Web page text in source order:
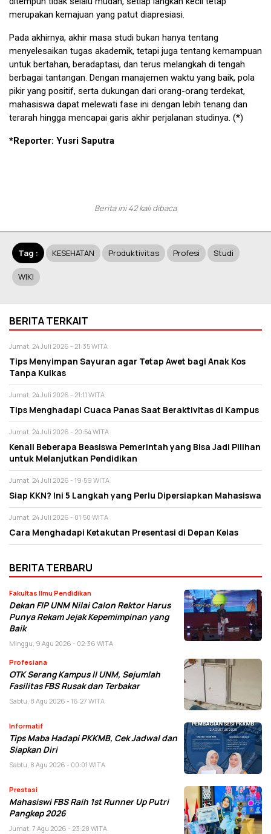
merupakan kemajuan yang patut diapresiasi.
Pada akhirnya, akhir masa studi bukan hanya tentang
menyelesaikan tugas akademik, tetapi juga tentang kemampuan
untuk bertahan, beradaptasi, dan terus melangkah di tengah
berbagai tantangan. Dengan manajemen waktu yang baik, pola
pikir yang positif, serta dukungan dari orang-orang terdekat,
mahasiswa dapat melewati fase ini dengan lebih tenang dan
terarah hingga mencapai garis akhir perjalanan studinya. (*)
*Reporter: Yusri Saputra
Berita ini 42 kali dibaca
Tag : KESEHATAN Produktivitas Profesi Studi
WIKI
BERITA TERKAIT
Jumat, 24 Juli 2026 - 21:35 WITA
Tips Menyimpan Sayuran agar Tetap Awet bagi Anak Kos
Tanpa Kulkas
Jumat, 24 Juli 2026 - 21:11 WITA
Tips Menghadapi Cuaca Panas Saat Beraktivitas di Kampus
Jumat, 24 Juli 2026 - 20:54 WITA
Kenali Beberapa Beasiswa Pemerintah yang Bisa Jadi Pilihan
untuk Melanjutkan Pendidikan
Jumat, 24 Juli 2026 - 19:59 WITA
Siap KKN? Ini 5 Langkah yang Perlu Dipersiapkan Mahasiswa
Jumat, 24 Juli 2026 - 01:50 WITA
Cara Menghadapi Ketakutan Presentasi di Depan Kelas
BERITA TERBARU
Fakultas Ilmu Pendidikan
Dekan FIP UNM Nilai Calon Rektor Harus
Punya Rekam Jejak Kepemimpinan yang
Baik
Minggu, 9 Agu 2026 - 02:36 WITA
Profesiana
OTK Serang Kampus II UNM, Sejumlah
Fasilitas FBS Rusak dan Terbakar
Sabtu, 8 Agu 2026 - 16:27 WITA
Informatif
Tips Maba Hadapi PKKMB, Cek Jadwal dan
Siapkan Diri
Sabtu, 8 Agu 2026 - 00:01 WITA
Prestasi
Mahasiswi FBS Raih 1st Runner Up Putri
Pangkep 2026
Jumat, 7 Agu 2026 - 23:28 WITA